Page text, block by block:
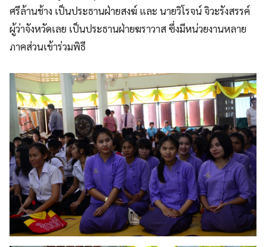
ศรีล้านช้าง เป็นประธานฝ่ายสงฆ์ และ นายวิโรจน์ จิวะรังสรรค์
ผู้ว่าจังหวัดเลย เป็นประธานฝ่ายฆราวาส ซึ่งมีหน่วยงานหลาย
ภาคส่วนเข้าร่วมพิธี